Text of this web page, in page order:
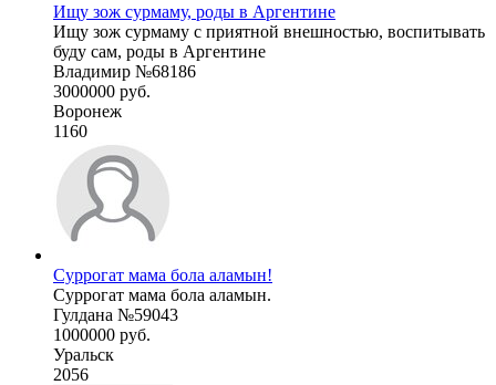
Ищу зож сурмаму, роды в Аргентине
Ищу зож сурмаму с приятной внешностью, воспитывать
буду сам, роды в Аргентине
Владимир №68186
3000000 руб.
Воронеж
1160
Суррогат мама бола аламын!
Суррогат мама бола аламын.
Гулдана №59043
1000000 руб.
Уральск
2056